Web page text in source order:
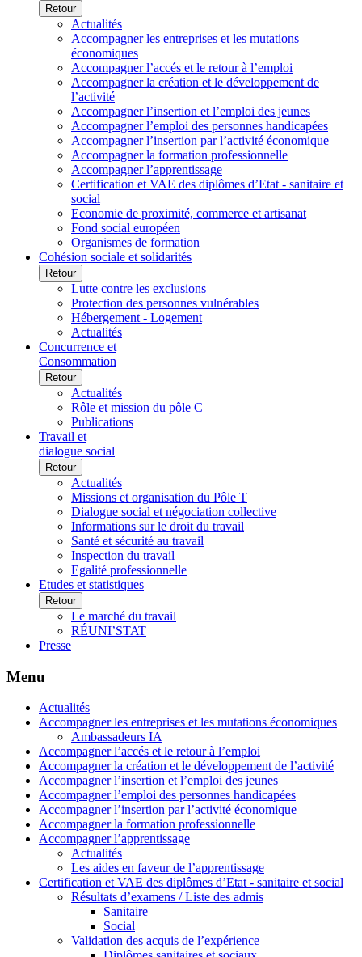
Retour
Actualités
Accompagner les entreprises et les mutations
économiques
Accompagner l’accés et le retour à l’emploi
Accompagner la création et le développement de
l’activité
Accompagner l’insertion et l’emploi des jeunes
Accompagner l’emploi des personnes handicapées
Accompagner l’insertion par l’activité économique
Accompagner la formation professionnelle
Accompagner l’apprentissage
Certification et VAE des diplômes d’Etat - sanitaire et
social
Economie de proximité, commerce et artisanat
Fond social européen
Organismes de formation
Cohésion sociale et solidarités
Retour
Lutte contre les exclusions
Protection des personnes vulnérables
Hébergement - Logement
Actualités
Concurrence et
Consommation
Retour
Actualités
Rôle et mission du pôle C
Publications
Travail et
dialogue social
Retour
Actualités
Missions et organisation du Pôle T
Dialogue social et négociation collective
Informations sur le droit du travail
Santé et sécurité au travail
Inspection du travail
Egalité professionnelle
Etudes et statistiques
Retour
Le marché du travail
RÉUNI’STAT
Presse
Menu
Actualités
Accompagner les entreprises et les mutations économiques
Ambassadeurs IA
Accompagner l’accés et le retour à l’emploi
Accompagner la création et le développement de l’activité
Accompagner l’insertion et l’emploi des jeunes
Accompagner l’emploi des personnes handicapées
Accompagner l’insertion par l’activité économique
Accompagner la formation professionnelle
Accompagner l’apprentissage
Actualités
Les aides en faveur de l’apprentissage
Certification et VAE des diplômes d’Etat - sanitaire et social
Résultats d’examens / Liste des admis
Sanitaire
Social
Validation des acquis de l’expérience